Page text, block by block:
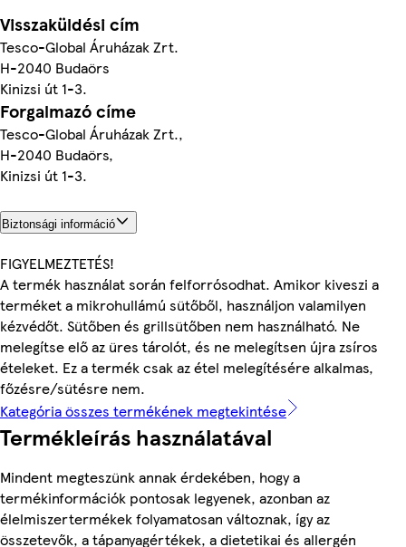
Visszaküldési cím
Tesco-Global Áruházak Zrt.
H-2040 Budaörs
Kinizsi út 1-3.
Forgalmazó címe
Tesco-Global Áruházak Zrt.,
H-2040 Budaörs,
Kinizsi út 1-3.
Biztonsági információ
FIGYELMEZTETÉS!
A termék használat során felforrósodhat. Amikor kiveszi a
terméket a mikrohullámú sütőből, használjon valamilyen
kézvédőt. Sütőben és grillsütőben nem használható. Ne
melegítse elő az üres tárolót, és ne melegítsen újra zsíros
ételeket. Ez a termék csak az étel melegítésére alkalmas,
főzésre/sütésre nem.
Kategória összes termékének megtekintése
Termékleírás használatával
Mindent megteszünk annak érdekében, hogy a
termékinformációk pontosak legyenek, azonban az
élelmiszertermékek folyamatosan változnak, így az
összetevők, a tápanyagértékek, a dietetikai és allergén